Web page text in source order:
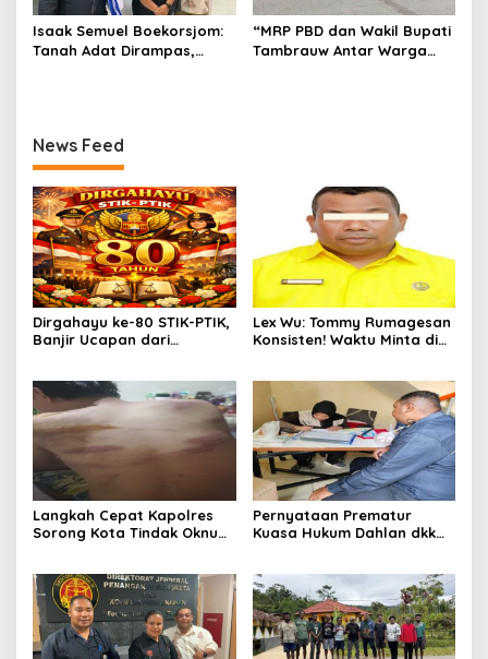
Isaak Semuel Boekorsjom:
Tanah Adat Dirampas,
“MRP PBD dan Wakil Bupati
Tambrauw Antar Warga
News Feed
Dirgahayu ke-80 STIK-PTIK,
Banjir Ucapan dari
Lex Wu: Tommy Rumagesan
Konsisten! Waktu Minta di
Juga pakai Kaos Kuning.
Langkah Cepat Kapolres
Sorong Kota Tindak Oknum
Anak
Pernyataan Prematur
Kuasa Hukum Dahlan dkk
Boekorsjom Belum
Dipublikasikan